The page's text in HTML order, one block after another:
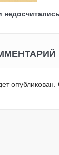
недосчитались
опубликован.